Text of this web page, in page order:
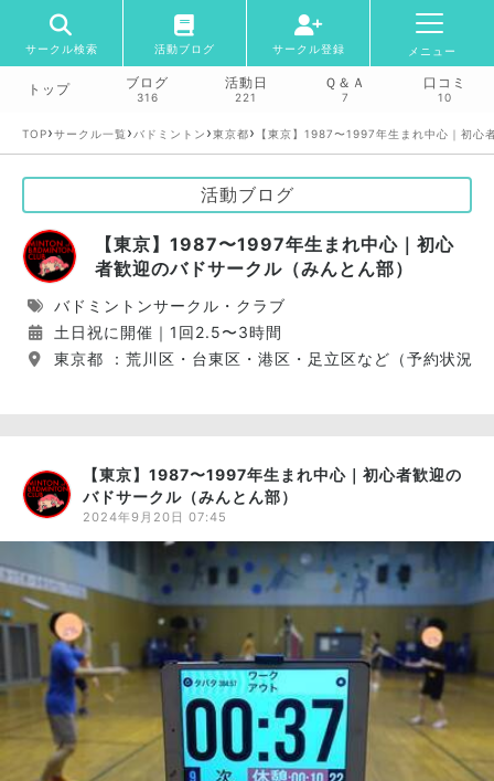
サークル検索 活動ブログ サークル登録 メニュー
トップ ブログ
316
活動日
221
Ｑ＆Ａ
7
口コミ
10
TOP›サークル一覧 › バドミントン ›東京都› 【東京】1987〜1997年生まれ中心｜初心
活動ブログ
【東京】1987〜1997年生まれ中心｜初心
者歓迎のバドサークル（みんとん部）
バドミントンサークル・クラブ
土日祝に開催｜1回2.5〜3時間
東京都 ：荒川区・台東区・港区・足立区など（予約状況
【東京】1987〜1997年生まれ中心｜初心者歓迎の
バドサークル（みんとん部）
2024年9月20日 07:45